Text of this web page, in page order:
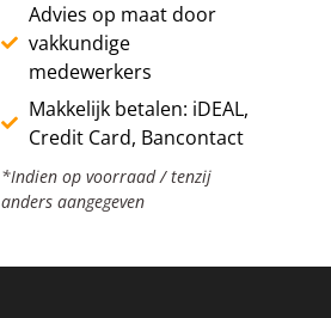
Advies op maat door
vakkundige
medewerkers
Makkelijk betalen: iDEAL,
Credit Card, Bancontact
*Indien op voorraad / tenzij
anders aangegeven